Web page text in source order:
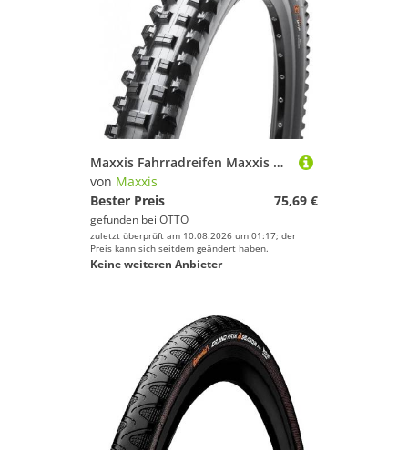
Maxxis Fahrradreifen Maxxis Reifen Shorty TLR Wide Trail fb. schw. EXO 3C MaxxTerra 27.5x2.
von Maxxis
Bester Preis
75,69 €
gefunden bei OTTO
zuletzt überprüft am 10.08.2026 um 01:17; der
Preis kann sich seitdem geändert haben.
Keine weiteren Anbieter